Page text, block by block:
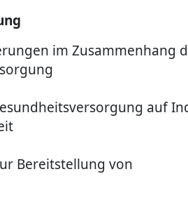
im Zusammenhang
auf
Bereitstellung von